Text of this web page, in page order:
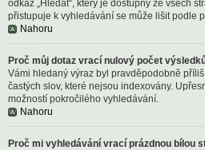
odkaz „Hledat“, který je dostupný ze všech
přistupuje k vyhledávání se může lišit podle
Nahoru
Proč můj dotaz vrací nulový počet
Vámi hledaný výraz byl pravděpodobně
častých slov, které nejsou indexovány.
možností pokročilého vyhledávání.
Nahoru
Proč mi vyhledávání vrací prázdnou bílou